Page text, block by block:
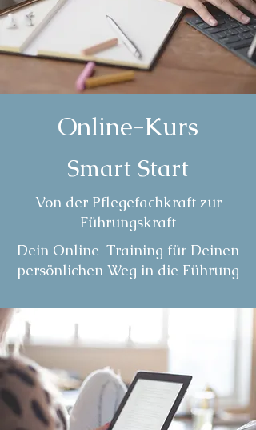
Online-Kurs
Smart Start
Von der Pflegefachkraft zur
Führungskraft
Dein Online-Training für Deinen
persönlichen Weg in die Führung